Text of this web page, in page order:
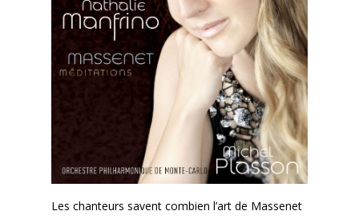
Les chanteurs savent combien l’art de Massenet